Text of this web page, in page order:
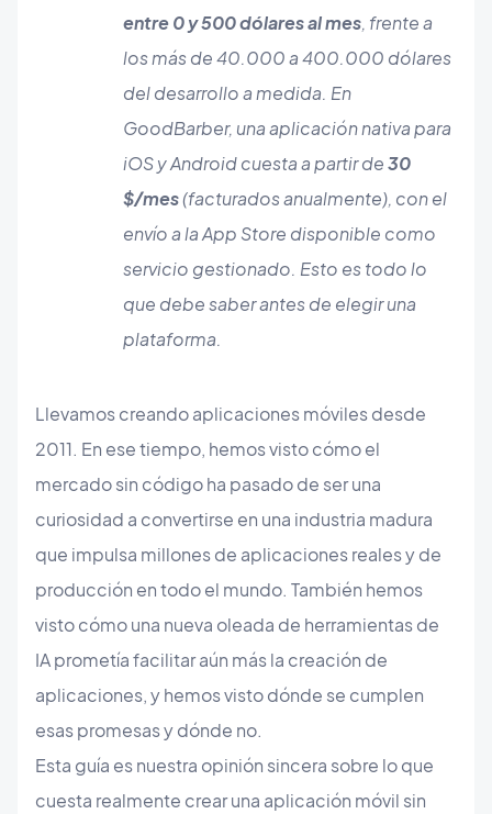
entre 0 y 500 dólares al mes, frente a
los más de 40.000 a 400.000 dólares
del desarrollo a medida. En
GoodBarber, una aplicación nativa para
iOS y Android cuesta a partir de30
$/mes(facturados anualmente), con el
envío a la App Store disponible como
servicio gestionado. Esto es todo lo
que debe saber antes de elegir una
plataforma.
Llevamos creando aplicaciones móviles desde
2011. En ese tiempo, hemos visto cómo el
mercado sin código ha pasado de ser una
curiosidad a convertirse en una industria madura
que impulsa millones de aplicaciones reales y de
producción en todo el mundo. También hemos
visto cómo una nueva oleada de herramientas de
IA prometía facilitar aún más la creación de
aplicaciones, y hemos visto dónde se cumplen
esas promesas y dónde no.
Esta guía es nuestra opinión sincera sobre lo que
cuesta realmente crear una aplicación móvil sin